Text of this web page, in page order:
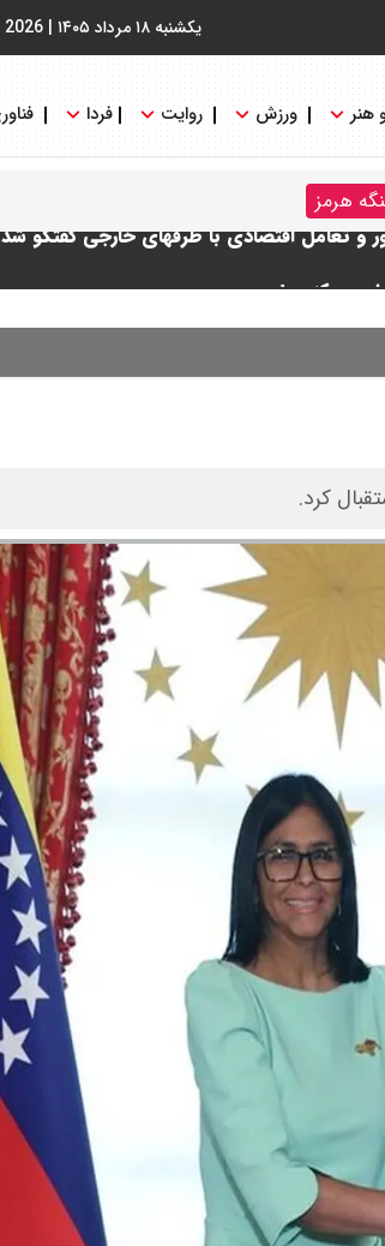
یکشنبه ۱۸ مرداد ۱۴۰۵ |
هنر ورزش روایت فردا
هرمز
دبیرکلی سازمان ملل بیشتر شد
کرد.